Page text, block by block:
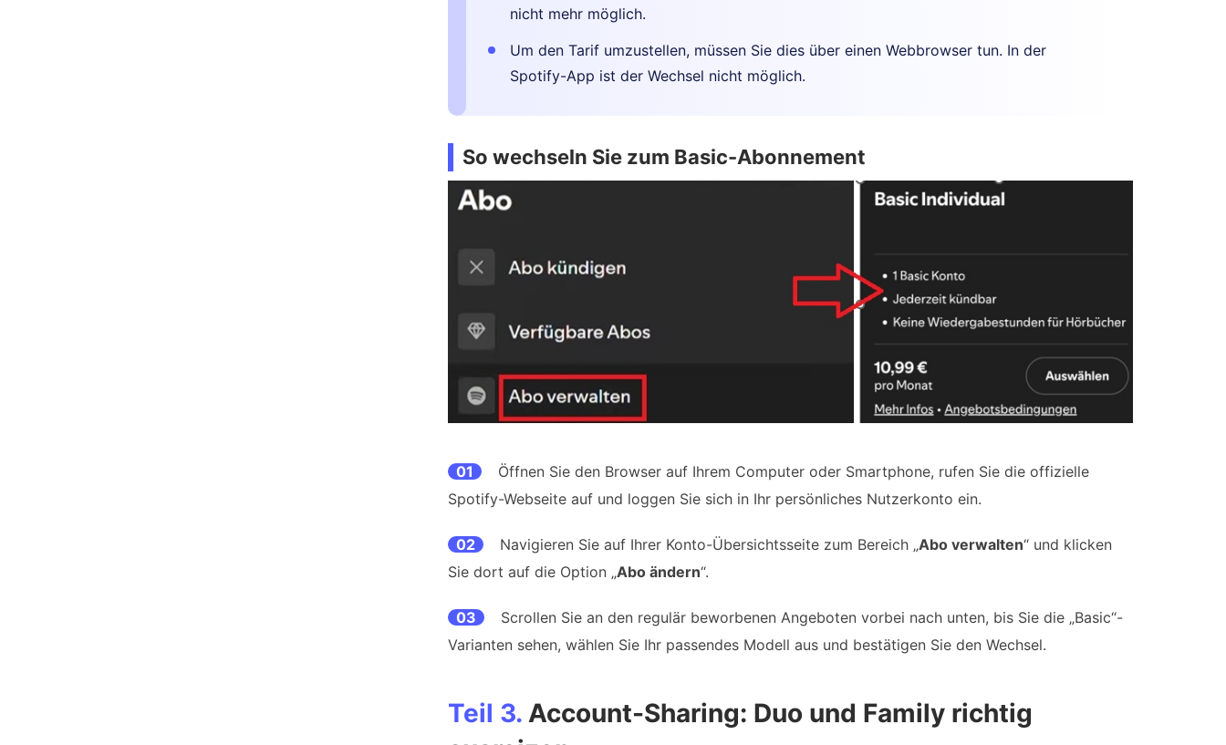
nicht mehr möglich.
Um den Tarif umzustellen, müssen Sie dies über einen Webbrowser tun. In der
Spotify-App ist der Wechsel nicht möglich.
So wechseln Sie zum Basic-Abonnement
01
Öffnen Sie den Browser auf Ihrem Computer oder Smartphone, rufen Sie die offizielle
Spotify-Webseite auf und loggen Sie sich in Ihr persönliches Nutzerkonto ein.
02 Navigieren Sie auf Ihrer Konto-Übersichtsseite zum Bereich „Abo verwalten“ und klicken
Sie dort auf die Option „Abo ändern“.
03
Scrollen Sie an den regulär beworbenen Angeboten vorbei nach unten, bis Sie die „Basic“-
Varianten sehen, wählen Sie Ihr passendes Modell aus und bestätigen Sie den Wechsel.
Teil 3. Account-Sharing: Duo und Family richtig